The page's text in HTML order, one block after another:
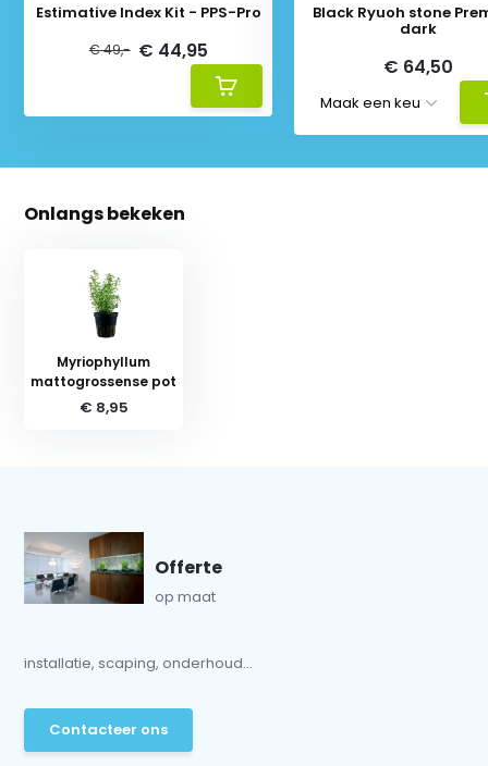
Estimative Index Kit - PPS-Pro
€ 49,- € 44,95
Black Ryuoh stone
dark
€ 64,50
Onlangs bekeken
Myriophyllum
mattogrossense pot
€ 8,95
Offerte
op maat
installatie, scaping, onderhoud...
Contacteer ons